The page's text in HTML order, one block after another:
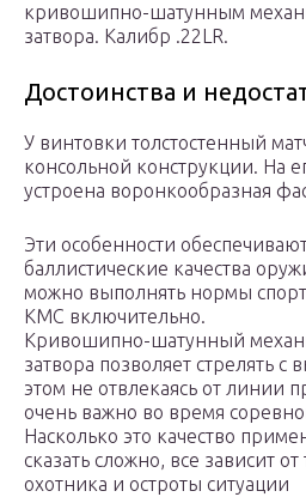
кривошипно-шатунным
затвора. Калибр .22LR.
Достоинства и
У винтовки толстостенный
консольной конструкции. На
устроена воронкообразная
Эти особенности
баллистические качества
можно выполнять нормы
КМС включительно.
Кривошипно-шатунный
затвора позволяет стрелять
этом не отвлекаясь от линии
очень важно во время
Насколько это качество
сказать сложно, все зависит
охотника и остроты ситуации